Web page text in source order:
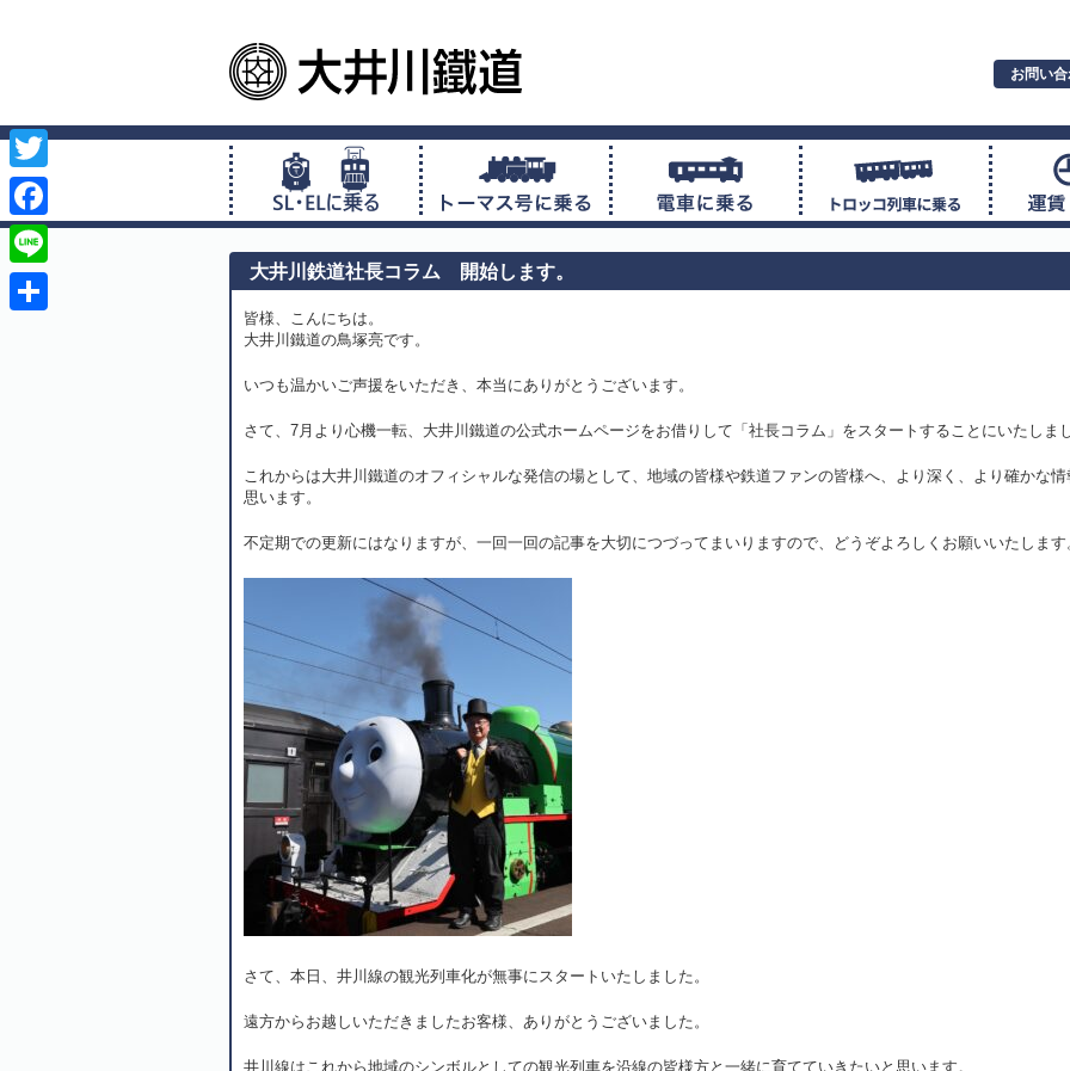
お問い
大井川鉄道社長コラム 開始します。
皆様、こんにちは。
大井川鐵道の鳥塚亮です。
いつも温かいご声援をいただき、本当にありがとうございます。
さて、7月より心機一転、大井川鐵道の公式ホームページをお借りして「社長コラム」をスタートすることにいたしま
これからは大井川鐵道のオフィシャルな発信の場として、地域の皆様や鉄道ファンの皆様へ、より深く、より確かな
思います。
不定期での更新にはなりますが、一回一回の記事を大切につづってまいりますので、どうぞよろしくお願いいたします
さて、本日、井川線の観光列車化が無事にスタートいたしました。
遠方からお越しいただきましたお客様、ありがとうございました。
井川線はこれから地域のシンボルとしての観光列車を沿線の皆様方と一緒に育てていきたいと思います。
Twitter
Facebook
Line